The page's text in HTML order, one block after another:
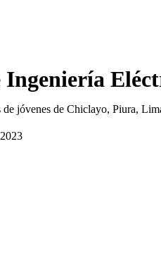
Ingeniería
de jóvenes de Chiclayo, Piura,